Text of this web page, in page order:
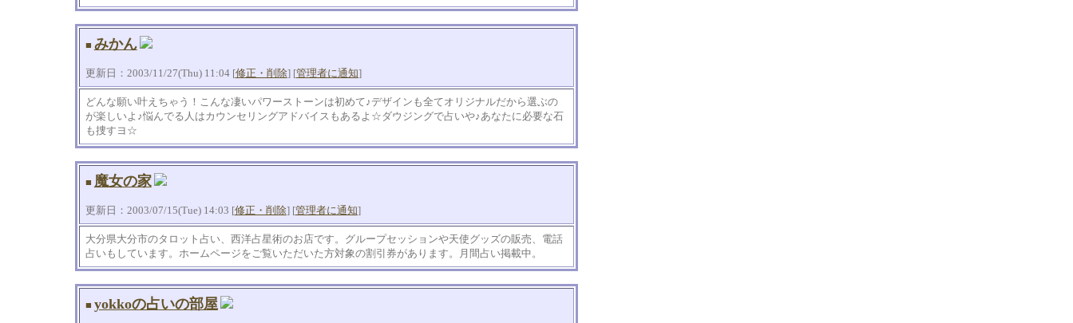
■ みかん
更新日：2003/11/27(Thu) 11:04 [修正・削除] [管理者に通知]
どんな願い叶えちゃう！こんな凄いパワーストーンは初めて♪デザインも全てオリジナルだから選ぶの
が楽しいよ♪悩んでる人はカウンセリングアドバイスもあるよ☆ダウジングで占いや♪あなたに必要な石
も捜すヨ☆
■ 魔女の家
更新日：2003/07/15(Tue) 14:03 [修正・削除] [管理者に通知]
大分県大分市のタロット占い、西洋占星術のお店です。グループセッションや天使グッズの販売、電話
占いもしています。ホームページをご覧いただいた方対象の割引券があります。月間占い掲載中。
■ yokkoの占いの部屋